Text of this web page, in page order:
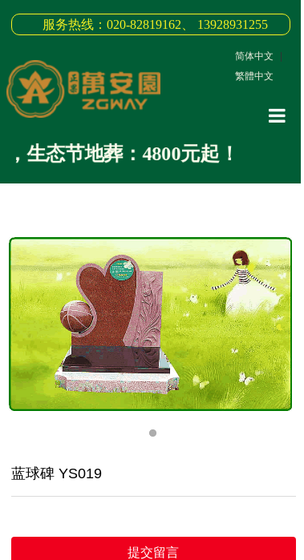
新闻
墓
缅怀
联系
服务热线：020-82819162、 13928931255
简体中文
繁體中文
生态节地葬：4800元起！
蓝球碑 YS019
提交留言